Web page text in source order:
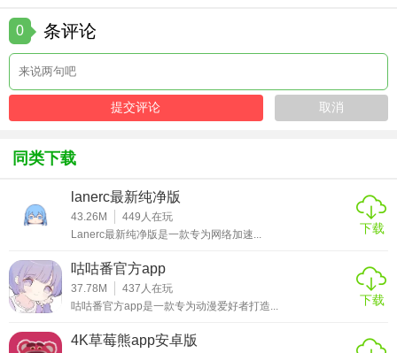
2. 注册登录：使用手机号或第三方账号登录，享受更多功
能。
3. 探索音乐：通过首页推荐、搜索功能发现新音乐。
4. 调整音效：在播放页面调整音效设置，优化听感。
听音App以其丰富的音乐资源、个性化的推荐系统及强大的音
效调节功能，为音乐爱好者提供了一个全面且便捷的音乐体
验平台。其简洁的界面设计、流畅的播放体验以及活跃的社
区氛围，使得这款应用成为日常听歌和发现新音乐的理想选
择。无论是想要深度沉浸于个人音乐世界，还是寻找志同道
合的音乐伙伴，听音App都能满足你的需求。
0 条评论
同类下载
lanerc最新纯净版
43.26M 449 人在玩
Lanerc最新纯净版是一款专为网络加速...
下载
咕咕番官方app
37.78M 437 人在玩
咕咕番官方app是一款专为动漫爱好者打造...
下载
4K草莓熊app安卓版